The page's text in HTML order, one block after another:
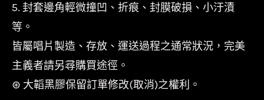
5. 封套邊角輕微撞凹、折痕、封膜破損、小汙漬
等。
皆屬唱片製造、存放、運送過程之通常狀況，完美
主義者請另尋購買途徑。
⊛ 大韜黑膠保留訂單修改(取消)之權利。